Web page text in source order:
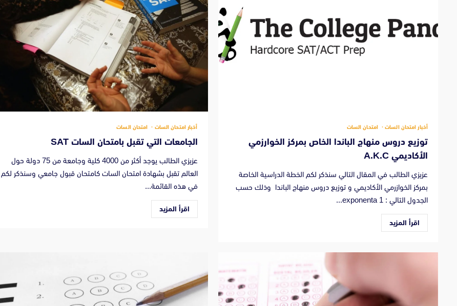
أخبار امتحان السات امتحان السات
توزيع دروس منهاج الباندا الخاص بمركز الخوارزمي
الأكاديمي A.K.C
عزيزي الطالب في المقال التالي سنذكر لكم الخطة الدراسية الخاصة
بمركز الخوازرمي الأكاديمي و توزيع دروس منهاج الباندا وذلك حسب
الجدول التالي : 1 exponenta...
اقرأ المزيد
أخبار امتحان السات امتحان السات
الجامعات التي تقبل بامتحان السات SAT
عزيزي الطالب يوجد أكثر من 4000 كلية وجامعة من 75 دولة حول
العالم تقبل بشهادة امتحان السات كامتحان قبول جامعي وسنذكر لكم
في هذه القائمة...
اقرأ المزيد